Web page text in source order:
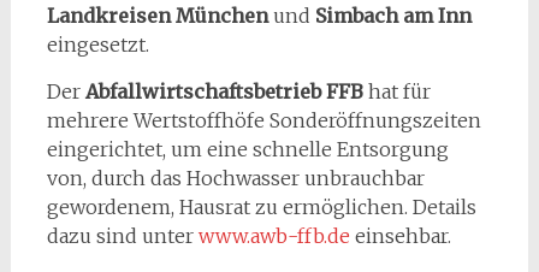
Landkreisen Münchenund Simbach am Inn
eingesetzt.
Der Abfallwirtschaftsbetrieb FFBhat für
mehrere Wertstoffhöfe Sonderöffnungszeiten
eingerichtet, um eine schnelle Entsorgung
von, durch das Hochwasser unbrauchbar
gewordenem, Hausrat zu ermöglichen. Details
dazu sind unter www.awb-ffb.de einsehbar.